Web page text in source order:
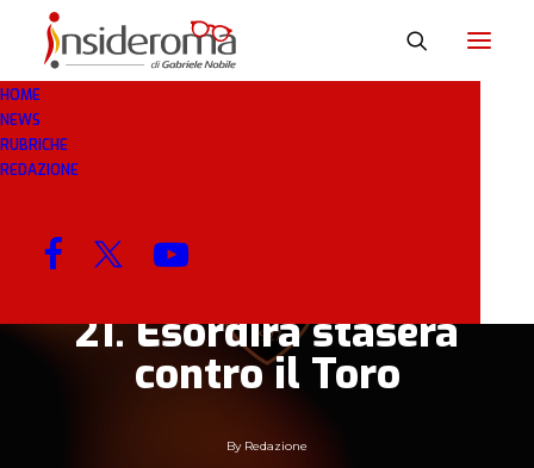
HOME
NEWS
RUBRICHE
REDAZIONE
29 LUG 2020
maglia da trasferta
21. Esordirà stasera
contro il Toro
By Redazione